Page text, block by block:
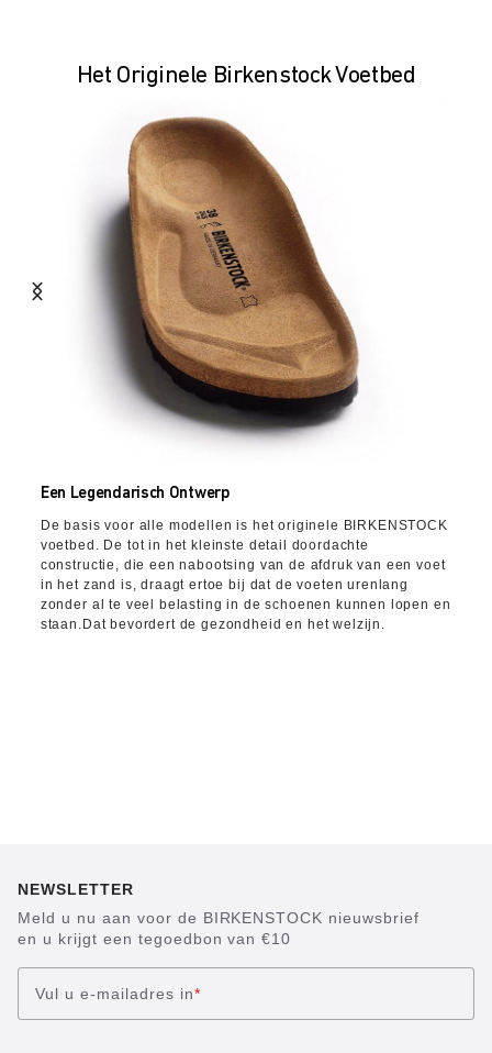
Het Originele Birkenstock Voetbed
Een Legendarisch Ontwerp
De basis voor alle modellen is het originele BIRKENSTOCK
voetbed. De tot in het kleinste detail doordachte
constructie, die een nabootsing van de afdruk van een voet
in het zand is, draagt ertoe bij dat de voeten urenlang
zonder al te veel belasting in de schoenen kunnen lopen en
staan.Dat bevordert de gezondheid en het welzijn.
NEWSLETTER
Meld u nu aan voor de BIRKENSTOCK nieuwsbrief
en u krijgt een tegoedbon van €10
Vul u e-mailadres in*